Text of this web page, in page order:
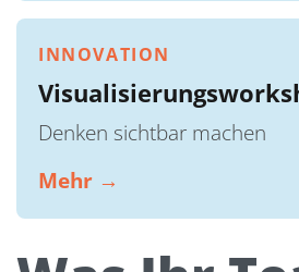
INNOVATION
Denken sichtbar machen
Mehr →